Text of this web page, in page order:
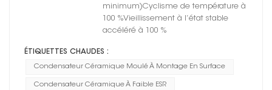
minimum)Cyclisme de température à
100 %Vieillissement à l’état stable
accéléré à 100 %
ÉTIQUETTES CHAUDES :
Condensateur Céramique Moulé À Montage En Surface
Condensateur Céramique À Faible ESR